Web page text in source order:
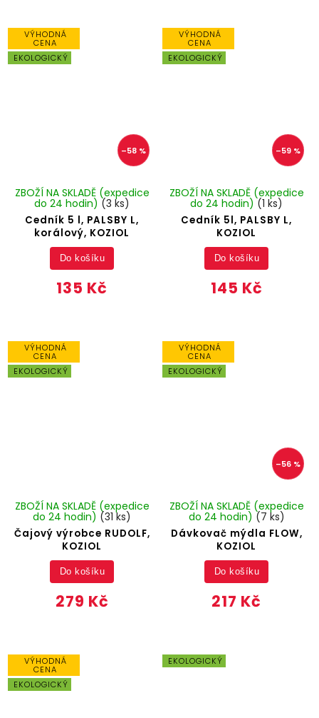
VÝHODNÁ
CENA
EKOLOGICKÝ
–58 %
Cedník 5 l, PALSBY L,
korálový, KOZIOL
ZBOŽÍ NA SKLADĚ (expedice
do 24 hodin) (3 ks)
135 Kč
Do košíku
VÝHODNÁ
CENA
EKOLOGICKÝ
–59 %
Cedník 5l, PALSBY L,
KOZIOL
ZBOŽÍ NA SKLADĚ (expedice
do 24 hodin) (1 ks)
145 Kč
Do košíku
VÝHODNÁ
CENA
EKOLOGICKÝ
Čajový výrobce RUDOLF,
KOZIOL
ZBOŽÍ NA SKLADĚ (expedice
do 24 hodin) (31 ks)
279 Kč
Do košíku
VÝHODNÁ
CENA
EKOLOGICKÝ
–56 %
Dávkovač mýdla FLOW,
KOZIOL
ZBOŽÍ NA SKLADĚ (expedice
do 24 hodin) (7 ks)
217 Kč
Do košíku
VÝHODNÁ
CENA
EKOLOGICKÝ
EKOLOGICKÝ